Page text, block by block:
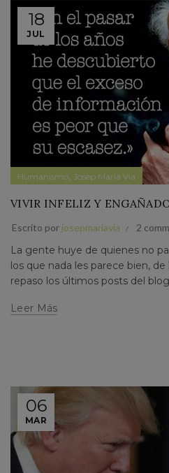
18
JUL
Humanismo, Josep Maria Via
VIVIR INFELIZ Y
Escrito por josepmariavia 2
La gente huye de quienes no
los que nada les parece bien,
repaso los últimos posts del
Leer Más
06
MAR